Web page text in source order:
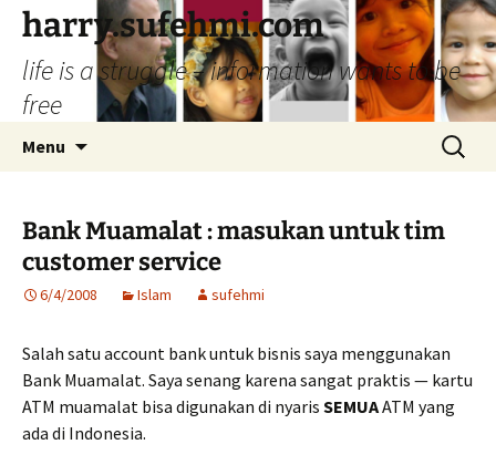
Skip
content
harry.sufehmi.com
life is a struggle – information wants to be
free
Menu
Search
for:
Bank Muamalat : masukan untuk tim
customer service
6/4/2008 Islam sufehmi
Salah satu account bank untuk bisnis saya menggunakan
Bank Muamalat. Saya senang karena sangat praktis — kartu
ATM muamalat bisa digunakan di nyaris SEMUAATM yang
ada di Indonesia.